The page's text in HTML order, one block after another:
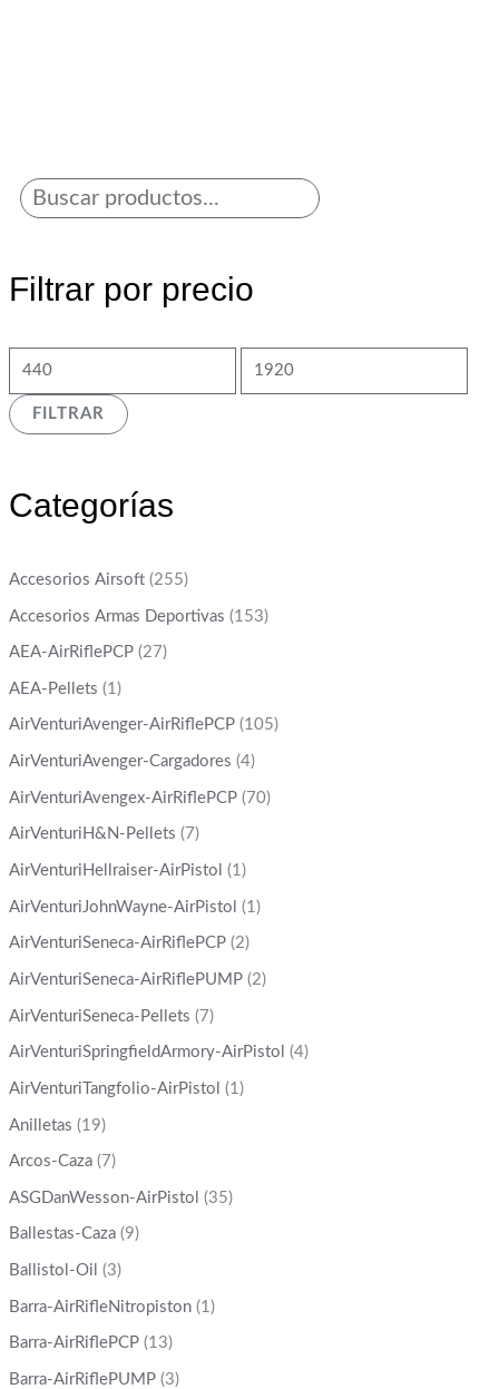
Filtrar por precio
FILTRAR
Categorías
Accesorios Airsoft (255)
Accesorios Armas Deportivas (153)
AEA-AirRiflePCP (27)
AEA-Pellets (1)
AirVenturiAvenger-AirRiflePCP (105)
AirVenturiAvenger-Cargadores (4)
AirVenturiAvengex-AirRiflePCP (70)
AirVenturiH&N-Pellets (7)
AirVenturiHellraiser-AirPistol (1)
AirVenturiJohnWayne-AirPistol (1)
AirVenturiSeneca-AirRiflePCP (2)
AirVenturiSeneca-AirRiflePUMP (2)
AirVenturiSeneca-Pellets (7)
AirVenturiSpringfieldArmory-AirPistol (4)
AirVenturiTangfolio-AirPistol (1)
Anilletas (19)
Arcos-Caza (7)
ASGDanWesson-AirPistol (35)
Ballestas-Caza (9)
Ballistol-Oil (3)
Barra-AirRifleNitropiston (1)
Barra-AirRiflePCP (13)
Barra-AirRiflePUMP (3)